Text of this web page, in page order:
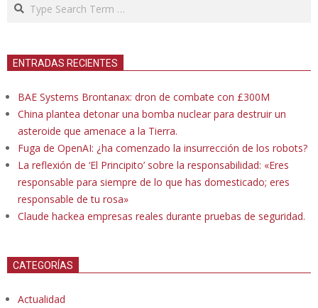
ENTRADAS RECIENTES
BAE Systems Brontanax: dron de combate con £300M
China plantea detonar una bomba nuclear para destruir un
asteroide que amenace a la Tierra.
Fuga de OpenAI: ¿ha comenzado la insurrección de los robots?
La reflexión de ‘El Principito’ sobre la responsabilidad: «Eres
responsable para siempre de lo que has domesticado; eres
responsable de tu rosa»
Claude hackea empresas reales durante pruebas de seguridad.
CATEGORÍAS
Actualidad